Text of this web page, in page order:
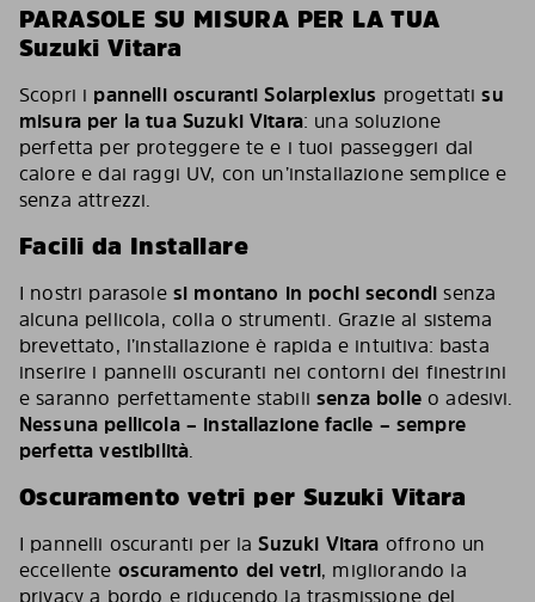
PARASOLE SU MISURA PER LA TUA
Suzuki Vitara
Scopri i pannelli oscuranti Solarplexius progettatisu
misura per la tua Suzuki Vitara: una soluzione
perfetta per proteggere te e i tuoi passeggeri dal
calore e dai raggi UV, con un’installazione semplice e
senza attrezzi.
Facili da Installare
I nostri parasole si montano in pochi secondi senza
alcuna pellicola, colla o strumenti. Grazie al sistema
brevettato, l’installazione è rapida e intuitiva: basta
inserire i pannelli oscuranti nei contorni dei finestrini
e saranno perfettamente stabilisenza bolleo adesivi.
Nessuna pellicola – installazione facile – sempre
perfetta vestibilità.
Oscuramento vetri per Suzuki Vitara
I pannelli oscuranti per laSuzuki Vitara offrono un
eccellente oscuramento dei vetri, migliorando la
privacy a bordo e riducendo la trasmissione del